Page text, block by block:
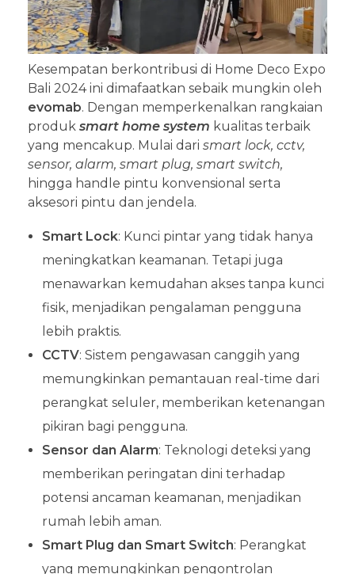
Kesempatan berkontribusi di Home Deco Expo
Bali 2024 ini dimafaatkan sebaik mungkin oleh
evomab. Dengan memperkenalkan rangkaian
produk smart home system kualitas terbaik
yang mencakup. Mulai dari smart lock, cctv,
sensor, alarm, smart plug, smart switch,
hingga handle pintu konvensional serta
aksesori pintu dan jendela.
Smart Lock: Kunci pintar yang tidak hanya
meningkatkan keamanan. Tetapi juga
menawarkan kemudahan akses tanpa kunci
fisik, menjadikan pengalaman pengguna
lebih praktis.
CCTV: Sistem pengawasan canggih yang
memungkinkan pemantauan real-time dari
perangkat seluler, memberikan ketenangan
pikiran bagi pengguna.
Sensor dan Alarm: Teknologi deteksi yang
memberikan peringatan dini terhadap
potensi ancaman keamanan, menjadikan
rumah lebih aman.
Smart Plug dan Smart Switch: Perangkat
yang memungkinkan pengontrolan